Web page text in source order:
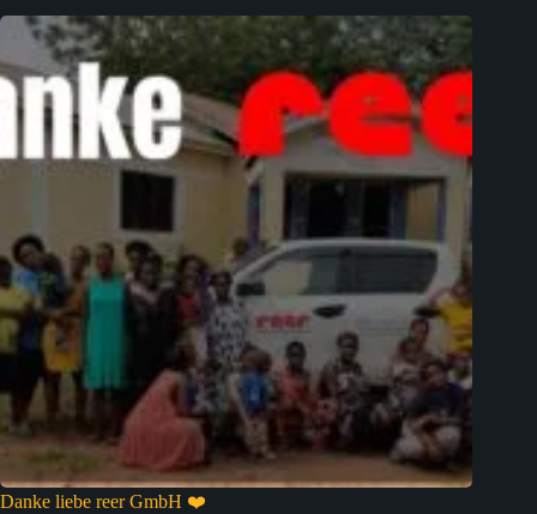
Danke liebe reer GmbH ❤️